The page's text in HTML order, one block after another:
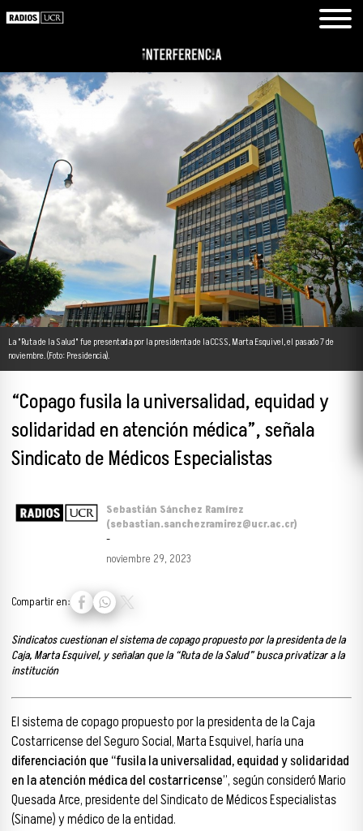
La "Ruta de la Salud" fue presentada por la presidenta de la CCSS, Marta Esquivel, el pasado 7 de
noviembre. (Foto: Presidencia).
“Copago fusila la universalidad, equidad y
solidaridad en atención médica”, señala
Sindicato de Médicos Especialistas
Sebastián Sánchez Ramírez
(sebastian.sanchezramirez@ucr.ac.cr)
-
noviembre 29, 2023
Compartir en:
Sindicatos cuestionan el sistema de copago propuesto por la presidenta de la
Caja, Marta Esquivel, y señalan que la “Ruta de la Salud” busca privatizar a la
institución
El sistema de copago propuesto por la presidenta de la Caja
Costarricense del Seguro Social, Marta Esquivel, haría una
diferenciación que “fusila la universalidad, equidad y solidaridad
en la atención médica del costarricense”, según consideró Mario
Quesada Arce, presidente del Sindicato de Médicos Especialistas
(Siname) y médico de la entidad.